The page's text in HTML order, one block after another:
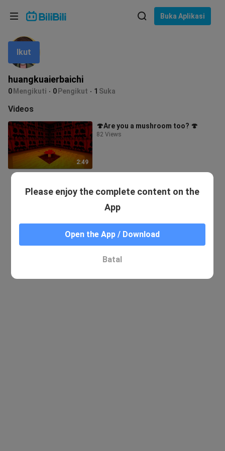
Buka Aplikasi
huangkuaierbaichi
0 Mengikuti 0 Pengikut 1 Suka
Ikut
Videos
2:49
🍄Are you a mushroom too? 🍄
82 Views
Bahasa: Bahasa Melayu
In
Pilih bahasa
English
ภาษาไทย
Tiếng Việt
Bahasa Melayu
Please enjoy the complete content on the
App
Open the App / Download
Batal